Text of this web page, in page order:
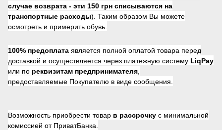
случае возврата - эти 150 грн списываются на
транспортные расходы). Таким образом Вы можете
осмотреть и примерить обувь.
100% предоплата является полной оплатой товара перед
доставкой и осуществляется через платежную систему LiqPay
или по реквизитам предпринимателя
предоставляемые Покупателю в виде сообщения.
Возможность приобрести товар в рассрочку с минимальной
комиссией от ПриватБанка.